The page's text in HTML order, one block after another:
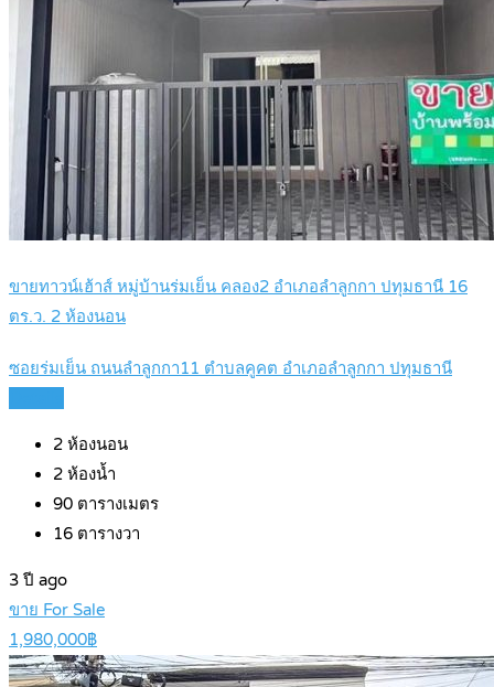
ขายทาวน์เฮ้าส์ หมู่บ้านร่มเย็น คลอง2 อำเภอลำลูกกา ปทุมธานี 16
ตร.ว. 2 ห้องนอน
ซอยร่มเย็น ถนนลำลูกกา11 ตำบลคูคต อำเภอลำลูกกา ปทุมธานี
2 ห้องนอน
2 ห้องน้ำ
90 ตารางเมตร
16 ตารางวา
3 ปี ago
ขาย For Sale
1,980,000฿